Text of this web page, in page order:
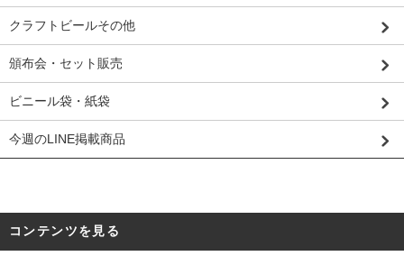
クラフトビールその他
頒布会・セット販売
ビニール袋・紙袋
今週のLINE掲載商品
コンテンツを見る